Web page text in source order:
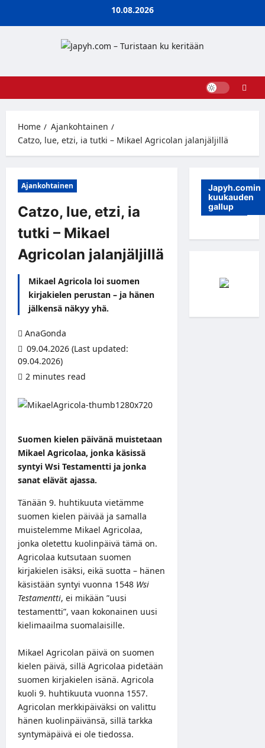
10.08.2026
Home
Ajankohtainen
Catzo, lue, etzi, ia tutki – Mikael Agricolan jalanjäljillä
Ajankohtainen
Catzo, lue, etzi, ia
tutki – Mikael
Agricolan jalanjäljillä
Mikael Agricola loi suomen
kirjakielen perustan – ja hänen
jälkensä näkyy yhä.
AnaGonda
09.04.2026 (Last updated:
09.04.2026)
2 minutes read
Suomen kielen päivänä muistetaan
Mikael Agricolaa, jonka käsissä
syntyi Wsi Testamentti ja jonka
sanat elävät ajassa.
Tänään 9. huhtikuuta vietämme
suomen kielen päivää ja samalla
muistelemme Mikael Agricolaa,
jonka oletettu kuolinpäivä tämä on.
Agricolaa kutsutaan suomen
kirjakielen isäksi, eikä suotta – hänen
käsistään syntyi vuonna 1548 Wsi
Testamentti, ei mikään ”uusi
testamentti”, vaan kokonainen uusi
kielimaailma suomalaisille.
Mikael Agricolan päivä on suomen
kielen päivä, sillä Agricolaa pidetään
suomen kirjakielen isänä. Agricola
kuoli 9. huhtikuuta vuonna 1557.
Agricolan merkkipäiväksi on valittu
hänen kuolinpäivänsä, sillä tarkka
syntymäpäivä ei ole tiedossa.
Japyh.comin
kuukauden
gallup